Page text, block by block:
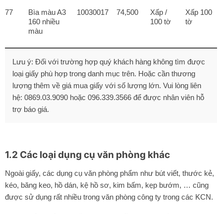
77
Bìa màu A3
160 nhiều
màu
10030017 74,500
Xấp /
100 tờ
Xấp 100
tờ
Lưu ý: Đối với trường hợp quý khách hàng không tìm được
loại giấy phù hợp trong danh mục trên. Hoặc cần thương
lượng thêm về giá mua giấy với số lượng lớn. Vui lòng liên
hệ: 0869.03.9090 hoặc 096.339.3566 để được nhân viên hỗ
trợ báo giá.
1.2 Các loại dụng cụ văn phòng khác
Ngoài giấy, các dụng cụ văn phòng phẩm như bút viết, thước kẻ,
kéo, băng keo, hồ dán, kệ hồ sơ, kim bấm, kẹp bướm, … cũng
được sử dụng rất nhiều trong văn phòng công ty trong các KCN.